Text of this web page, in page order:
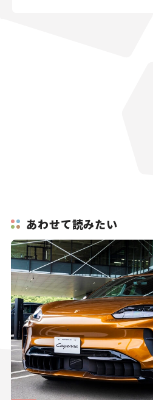
あわせて読みたい